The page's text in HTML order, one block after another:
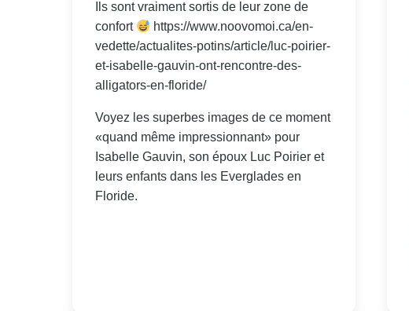
Ils sont vraiment sortis de leur zone de
confort
https://www.noovomoi.ca/en-
vedette/actualites-potins/article/luc-poirier-
et-isabelle-gauvin-ont-rencontre-des-
alligators-en-floride/
Voyez les superbes images de ce moment
«quand même impressionnant» pour
Isabelle Gauvin, son époux Luc Poirier et
leurs enfants dans les Everglades en
Floride.